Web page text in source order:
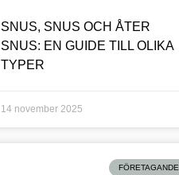
SNUS, SNUS OCH ÅTER
SNUS: EN GUIDE TILL OLIKA
TYPER
14 november 2025
FÖRETAGANDE